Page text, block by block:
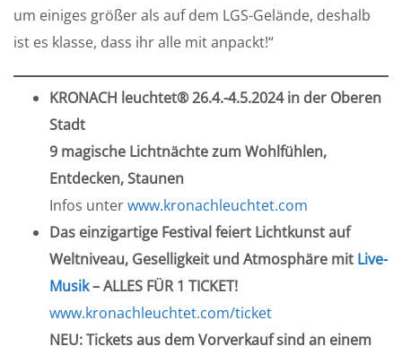
um einiges größer als auf dem LGS-Gelände, deshalb
ist es klasse, dass ihr alle mit anpackt!“
KRONACH leuchtet® 26.4.-4.5.2024 in der Oberen
Stadt
9 magische Lichtnächte zum Wohlfühlen,
Entdecken, Staunen
Infos unterwww.kronachleuchtet.com
Das einzigartige Festival feiert Lichtkunst auf
Weltniveau, Geselligkeit und Atmosphäre mit Live-
Musik– ALLES FÜR 1 TICKET!
www.kronachleuchtet.com/ticket
NEU: Tickets aus dem Vorverkauf sind an einem